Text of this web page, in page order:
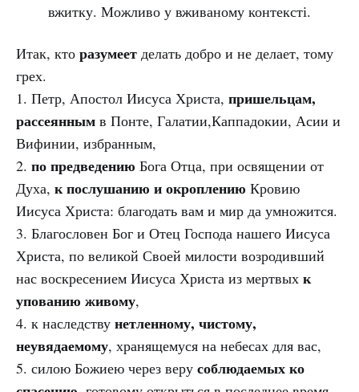
вжитку. Можливо у вживаному контексті.
Итак, кто разумеет делать добро и не делает, тому
грех.
1. Петр, Апостол Иисуса Христа, пришельцам,
рассеянным в Понте, Галатии,Каппадокии, Асии и
Вифинии, избранным,
2. по предведению Бога Отца, при освящении от
Духа, к послушанию и окроплению Кровию
Иисуса Христа: благодать вам и мир да умножится.
3. Благословен Бог и Отец Господа нашего Иисуса
Христа, по великой Своей милости возродивший
нас воскресением Иисуса Христа из мертвых к
упованию живому,
4. к наследству нетленному, чистому,
неувядаемому, хранящемуся на небесах для вас,
5. силою Божиею через веру соблюдаемых ко